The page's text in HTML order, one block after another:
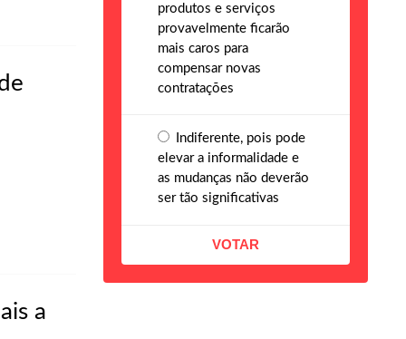
a
produtos e serviços
provavelmente ficarão
mais caros para
compensar novas
contratações
Indiferente, pois pode
elevar a informalidade e
as mudanças não deverão
ser tão significativas